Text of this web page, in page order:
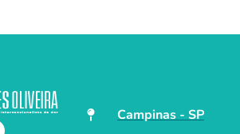
Campinas - SP